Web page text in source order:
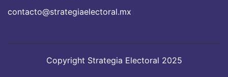
contacto@strategiaelectoral.mx
Copyright Strategia Electoral 2025